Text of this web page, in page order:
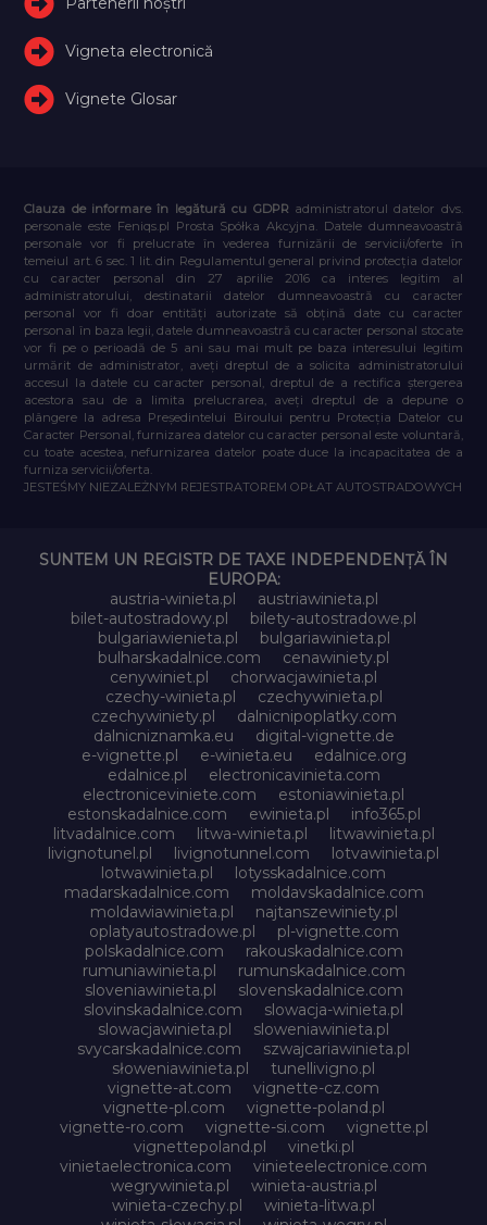
Vigneta electronică
Vignete Glosar
Clauza de informare în legătură cu GDPR administratorul datelor dvs.
personale este Feniqs.pl Prosta Spółka Akcyjna. Datele dumneavoastră
personale vor fi prelucrate în vederea furnizării de servicii/oferte în
temeiul art. 6 sec. 1 lit. din Regulamentul general privind protecția datelor
cu caracter personal din 27 aprilie 2016 ca interes legitim al
administratorului, destinatarii datelor dumneavoastră cu caracter
personal vor fi doar entități autorizate să obțină date cu caracter
personal în baza legii, datele dumneavoastră cu caracter personal stocate
vor fi pe o perioadă de 5 ani sau mai mult pe baza interesului legitim
urmărit de administrator, aveți dreptul de a solicita administratorului
accesul la datele cu caracter personal, dreptul de a rectifica ștergerea
acestora sau de a limita prelucrarea, aveți dreptul de a depune o
plângere la adresa Președintelui Biroului pentru Protecția Datelor cu
Caracter Personal, furnizarea datelor cu caracter personal este voluntară,
cu toate acestea, nefurnizarea datelor poate duce la incapacitatea de a
furniza servicii/oferta.
JESTEŚMY NIEZALEŻNYM REJESTRATOREM OPŁAT AUTOSTRADOWYCH
SUNTEM UN REGISTR DE TAXE INDEPENDENȚĂ ÎN
EUROPA:
austria-winieta.pl
austriawinieta.pl
bilet-autostradowy.pl
bilety-autostradowe.pl
bulgariawienieta.pl
bulgariawinieta.pl
bulharskadalnice.com
cenawiniety.pl
cenywiniet.pl
chorwacjawinieta.pl
czechy-winieta.pl
czechywinieta.pl
czechywiniety.pl
dalnicnipoplatky.com
dalnicniznamka.eu
digital-vignette.de
e-vignette.pl
e-winieta.eu
edalnice.org
edalnice.pl
electronicavinieta.com
electroniceviniete.com
estoniawinieta.pl
estonskadalnice.com
ewinieta.pl
info365.pl
litvadalnice.com
litwa-winieta.pl
litwawinieta.pl
livignotunel.pl
livignotunnel.com
lotvawinieta.pl
lotwawinieta.pl
lotysskadalnice.com
madarskadalnice.com
moldavskadalnice.com
moldawiawinieta.pl
najtanszewiniety.pl
oplatyautostradowe.pl
pl-vignette.com
polskadalnice.com
rakouskadalnice.com
rumuniawinieta.pl
rumunskadalnice.com
sloveniawinieta.pl
slovenskadalnice.com
slovinskadalnice.com
slowacja-winieta.pl
slowacjawinieta.pl
sloweniawinieta.pl
svycarskadalnice.com
szwajcariawinieta.pl
słoweniawinieta.pl
tunellivigno.pl
vignette-at.com
vignette-cz.com
vignette-pl.com
vignette-poland.pl
vignette-ro.com
vignette-si.com
vignette.pl
vignettepoland.pl
vinetki.pl
vinietaelectronica.com
vinieteelectronice.com
wegrywinieta.pl
winieta-austria.pl
winieta-czechy.pl
winieta-litwa.pl